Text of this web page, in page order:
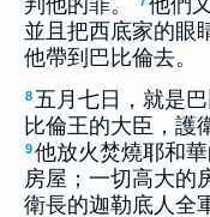
判他的罪。
他們
並且把西底家的眼
他帶到巴比倫去。
8五月七日，就是
比倫王的大臣，護
9他放火焚燒耶和
房屋；一切高大的
衛長的迦勒底人全